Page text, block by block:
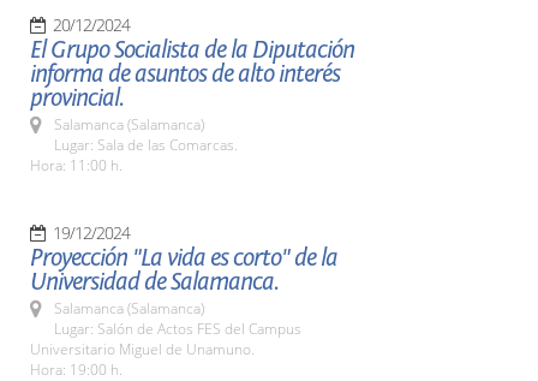
20/12/2024
El Grupo Socialista de la Diputación
informa de asuntos de alto interés
provincial.
Salamanca (Salamanca)
Lugar: Sala de las Comarcas.
Hora: 11:00 h.
19/12/2024
Proyección "La vida es corto" de la
Universidad de Salamanca.
Salamanca (Salamanca)
Lugar: Salón de Actos FES del Campus
Universitario Miguel de Unamuno.
Hora: 19:00 h.